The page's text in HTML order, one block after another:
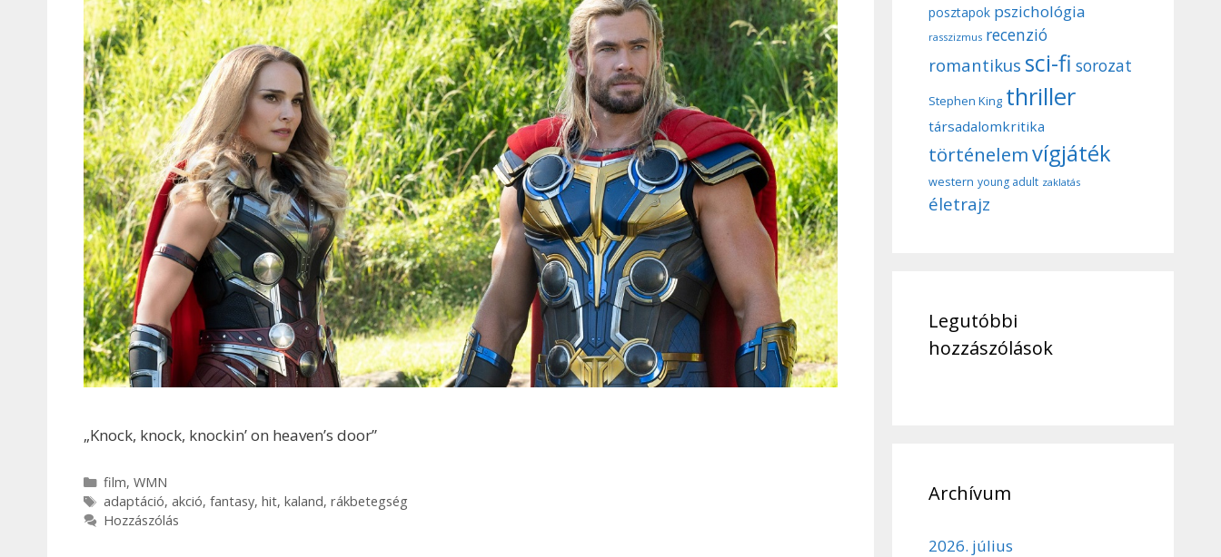
„Knock, knock, knockin’ on heaven’s door”
Kategória
film, WMN
Címkék
adaptáció, akció, fantasy, hit, kaland, rákbetegség
Hozzászólás
posztapok pszichológia
rasszizmus recenzió
romantikus sci-fi sorozat
Stephen King thriller
társadalomkritika
történelemvígjáték
western young adult zaklatás
életrajz
Legutóbbi
hozzászólások
Archívum
2026. július